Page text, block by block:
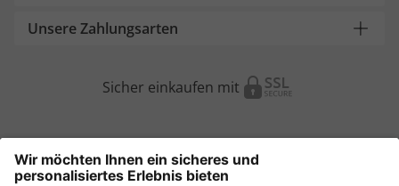
Unsere Zahlungsarten
Sicher einkaufen mit
Weitere Onlineshops